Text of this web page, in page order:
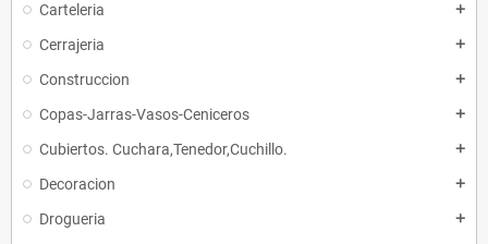
Carteleria add
Cerrajeria add
Construccion add
Copas-Jarras-Vasos-Ceniceros add
Cubiertos. Cuchara,Tenedor,Cuchillo. add
Decoracion add
Drogueria add